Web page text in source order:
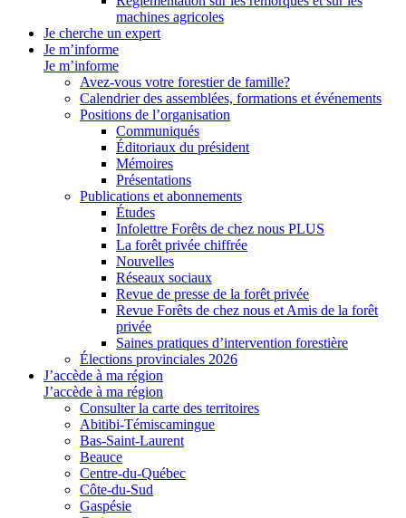
machines agricoles
Je cherche un expert
Je m’informe
Je m’informe
Avez-vous votre forestier de famille?
Calendrier des assemblées, formations et événements
Positions de l’organisation
Communiqués
Éditoriaux du président
Mémoires
Présentations
Publications et abonnements
Études
Infolettre Forêts de chez nous PLUS
La forêt privée chiffrée
Nouvelles
Réseaux sociaux
Revue de presse de la forêt privée
Revue Forêts de chez nous et Amis de la forêt
privée
Saines pratiques d’intervention forestière
Élections provinciales 2026
J’accède à ma région
J’accède à ma région
Consulter la carte des territoires
Abitibi-Témiscamingue
Bas-Saint-Laurent
Beauce
Centre-du-Québec
Côte-du-Sud
Gaspésie